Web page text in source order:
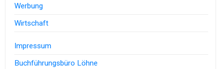
Werbung
Wirtschaft
Impressum
Buchführungsbüro Löhne